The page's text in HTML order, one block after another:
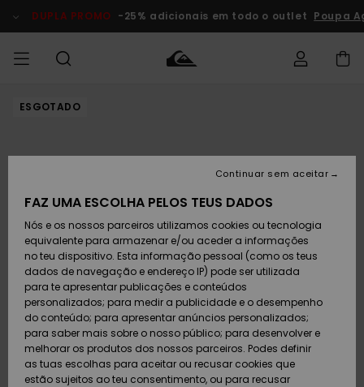
do
DUPLA PROMO -25% adicionais em todo o outlet Poupa
HOMEM
Calçado e
chinelos
Surfe/água
Snow
MENINO
Calçado e
chinelos
Surfe/água
Neve
MULHER
chegados
Highlights
Snow
SURF
Crianças
Highlights
Community
SNOW
Artigos
Criança
Snow Shop
Feminino
Highlights
DUPLA
PROMO
Criança
Outlet
Mulher
Devoluções
Pagamento
Cartão
presente
Quiksilver
Freedom
ESGOTADO
FAZ UMA ESCOLHA PELOS TEUS DADOS
Nós e os nossos parceiros utilizamos cookies ou tecnologia
equivalente para armazenar e/ou aceder a informações
no teu dispositivo. Esta informação pessoal (como os teus
dados de navegação e endereço IP) pode ser utilizada
para te apresentar publicações e conteúdos
personalizados; para medir a publicidade e o desempenho
do conteúdo; para apresentar anúncios personalizados;
para saber mais sobre o nosso público; para desenvolver e
melhorar os produtos dos nossos parceiros. Podes definir
as tuas escolhas para aceitar ou recusar cookies que
estão sujeitos ao teu consentimento, ou para recusar
Continuar sem aceitar